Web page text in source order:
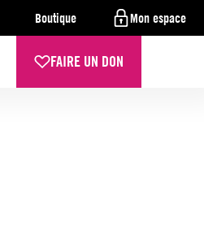
Boutique Mon espace
FAIRE UN DON